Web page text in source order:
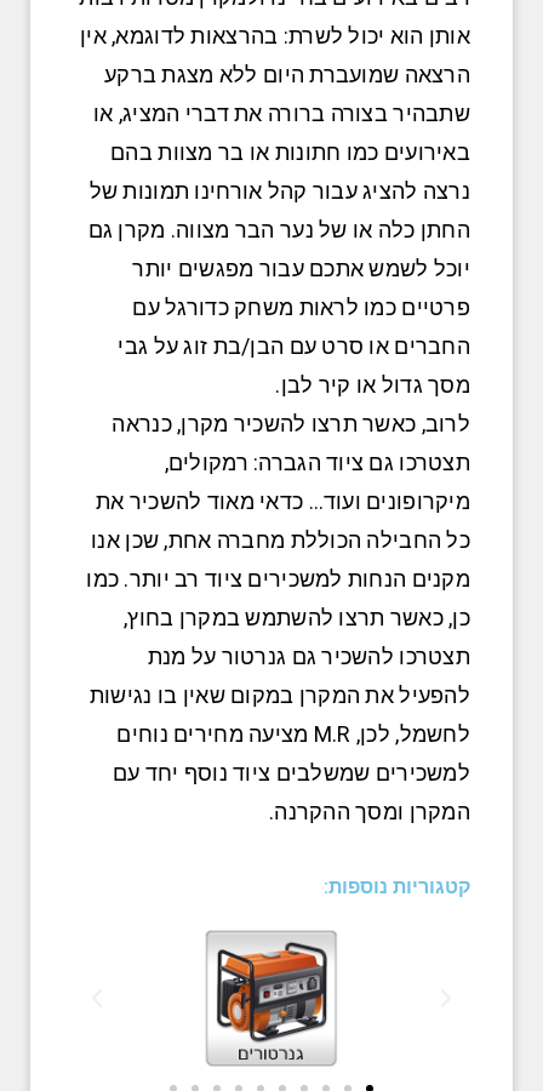
אותן הוא יכול לשרת: בהרצאות לדוגמא, אין
הרצאה שמועברת היום ללא מצגת ברקע
שתבהיר בצורה ברורה את דברי המציג, או
באירועים כמו חתונות או בר מצוות בהם
נרצה להציג עבור קהל אורחינו תמונות של
החתן כלה או של נער הבר מצווה. מקרן גם
יוכל לשמש אתכם עבור מפגשים יותר
פרטיים כמו לראות משחק כדורגל עם
החברים או סרט עם הבן/בת זוג על גבי
מסך גדול או קיר לבן.
לרוב, כאשר תרצו להשכיר מקרן, כנראה
תצטרכו גם ציוד הגברה: רמקולים,
מיקרופונים ועוד… כדאי מאוד להשכיר את
כל החבילה הכוללת מחברה אחת, שכן אנו
מקנים הנחות למשכירים ציוד רב יותר. כמו
כן, כאשר תרצו להשתמש במקרן בחוץ,
תצטרכו להשכיר גם גנרטור על מנת
להפעיל את המקרן במקום שאין בו נגישות
לחשמל, לכן, M.R מציעה מחירים נוחים
למשכירים שמשלבים ציוד נוסף יחד עם
המקרן ומסך ההקרנה.
קטגוריות נוספות: